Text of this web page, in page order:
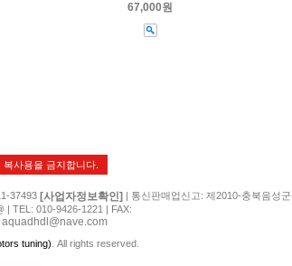
67,000원
사용을 금지합니다.
37493 [사업자정보확인] | 통신판매업신고: 제2010-충북음성
| TEL: 010-9426-1221 | FAX:
aquadhdl@nave.com
tuning) . All rights reserved.